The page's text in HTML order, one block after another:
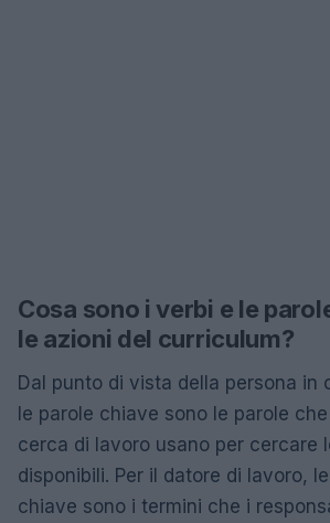
Cosa sono i verbi e le
le azioni del curriculum?
Dal punto di vista della persona in
le parole chiave sono le parole
cerca di lavoro usano per cercare
disponibili. Per il datore di lavoro,
chiave sono i termini che i